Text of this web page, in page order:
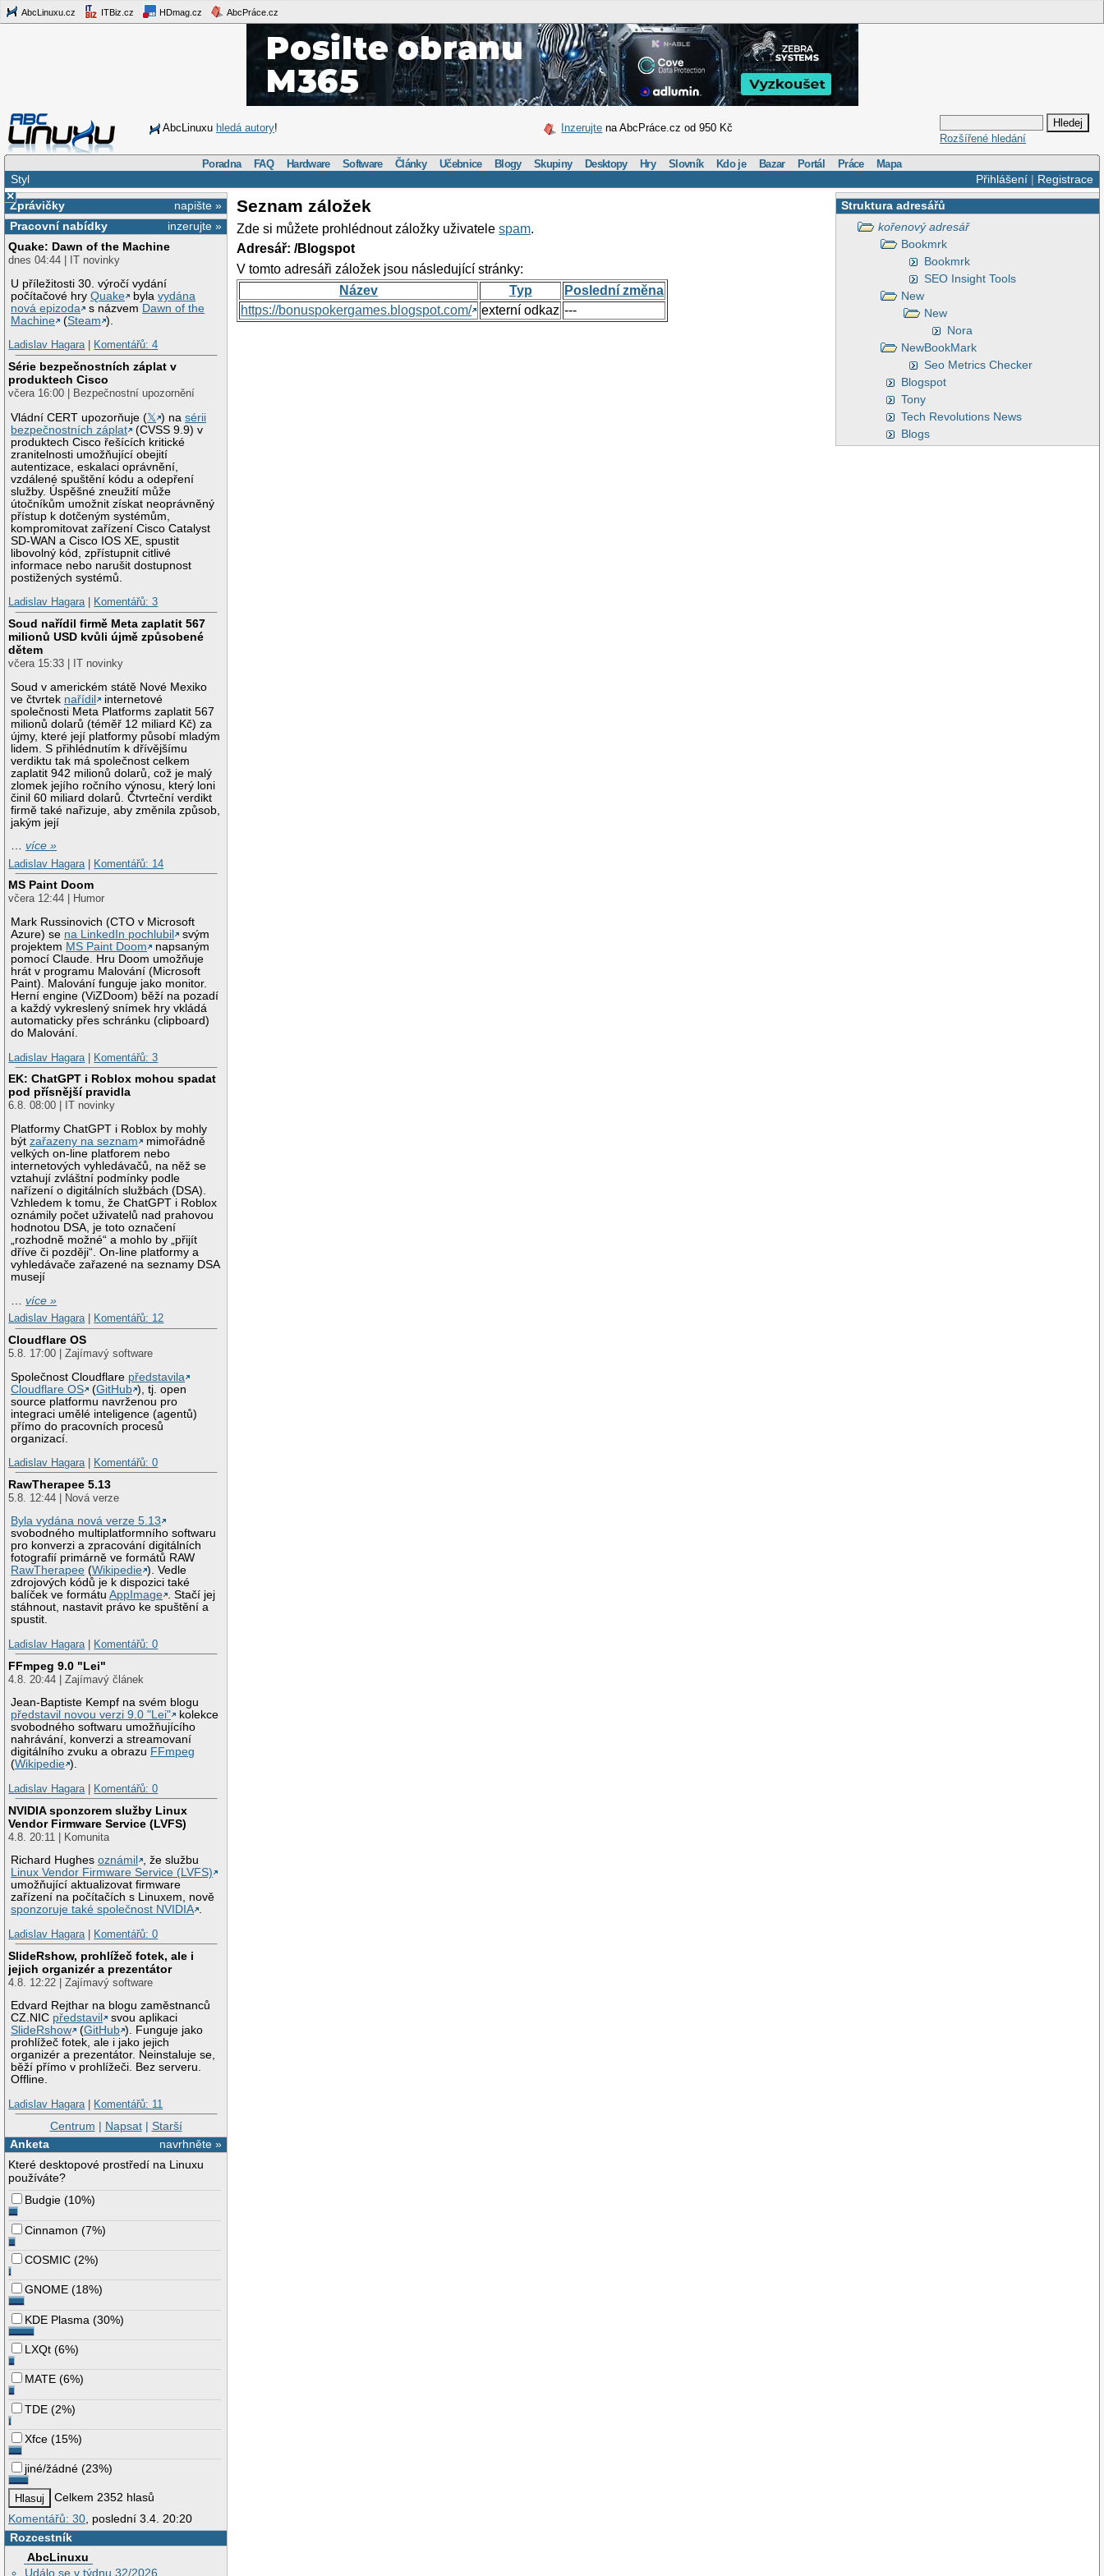
AbcLinuxu.cz ITBiz.cz HDmag.cz AbcPráce.cz
AbcLinuxu hledá autory! Inzerujte na AbcPráce.cz od 950 Kč
Rozšířené hledání
Poradna FAQ Hardware Software Články Učebnice Blogy Skupiny Desktopy Hry Slovník Kdo je Bazar Portál Práce Mapa
Přihlášení| Registrace
Styl
×
napište »
Zprávičky
inzerujte »
Pracovní nabídky
Quake: Dawn of the Machine
dnes 04:44 | IT novinky
U příležitosti 30. výročí vydání
počítačové hryQuake bylavydána
nová epizoda
s názvem Dawn of the
Machine
(Steam ).
Ladislav Hagara| Komentářů: 4
Série bezpečnostních záplat v
produktech Cisco
včera 16:00 | Bezpečnostní upozornění
Vládní CERT upozorňuje (𝕏 ) nasérii
bezpečnostních záplat
(CVSS 9.9) v
produktech Cisco řešících kritické
zranitelnosti umožňující obejití
autentizace, eskalaci oprávnění,
vzdálené spuštění kódu a odepření
služby. Úspěšné zneužití může
útočníkům umožnit získat neoprávněný
přístup k dotčeným systémům,
kompromitovat zařízení Cisco Catalyst
SD-WAN a Cisco IOS XE, spustit
libovolný kód, zpřístupnit citlivé
informace nebo narušit dostupnost
postižených systémů.
Ladislav Hagara| Komentářů: 3
Soud nařídil firmě Meta zaplatit 567
milionů USD kvůli újmě způsobené
dětem
včera 15:33 | IT novinky
Soud v americkém státě Nové Mexiko
ve čtvrtek nařídil
internetové
společnosti Meta Platforms zaplatit 567
milionů dolarů (téměř 12 miliard Kč) za
újmy, které její platformy působí mladým
lidem. S přihlédnutím k dřívějšímu
verdiktu tak má společnost celkem
zaplatit 942 milionů dolarů, což je malý
zlomek jejího ročního výnosu, který loni
činil 60 miliard dolarů. Čtvrteční verdikt
firmě také nařizuje, aby změnila způsob,
jakým její
…více »
Ladislav Hagara
Komentářů: 14
MS Paint Doom
včera 12:44 | Humor
Mark Russinovich (CTO v Microsoft
Azure) se na LinkedIn pochlubil
svým
projektem MS Paint Doom
napsaným
pomocí Claude. Hru Doom umožňuje
hrát v programu Malování (Microsoft
Paint). Malování funguje jako monitor.
Herní engine (ViZDoom) běží na pozadí
a každý vykreslený snímek hry vkládá
automaticky přes schránku (clipboard)
do Malování.
Ladislav Hagara
Komentářů: 3
EK: ChatGPT i Roblox mohou spadat
pod přísnější pravidla
6.8. 08:00 | IT novinky
Platformy ChatGPT i Roblox by mohly
býtzařazeny na seznam
mimořádně
velkých on-line platforem nebo
internetových vyhledávačů, na něž se
vztahují zvláštní podmínky podle
nařízení o digitálních službách (DSA).
Vzhledem k tomu, že ChatGPT i Roblox
oznámily počet uživatelů nad prahovou
hodnotou DSA, je toto označení
„rozhodně možné“ a mohlo by „přijít
dříve či později“. On-line platformy a
vyhledávače zařazené na seznamy DSA
musejí
…více »
Ladislav Hagara| Komentářů: 12
Cloudflare OS
5.8. 17:00 | Zajímavý software
Společnost Cloudflare představila
Cloudflare OS
(GitHub ), tj. open
source platformu navrženou pro
integraci umělé inteligence (agentů)
přímo do pracovních procesů
organizací.
Ladislav Hagara| Komentářů: 0
RawTherapee 5.13
5.8. 12:44 | Nová verze
Byla vydána nová verze 5.13
svobodného multiplatformního softwaru
pro konverzi a zpracování digitálních
fotografií primárně ve formátů RAW
RawTherapee (Wikipedie ). Vedle
zdrojových kódů je k dispozici také
balíček ve formátuAppImage . Stačí jej
stáhnout, nastavit právo ke spuštění a
spustit.
Ladislav Hagara| Komentářů: 0
FFmpeg 9.0 "Lei"
4.8. 20:44 | Zajímavý článek
Jean-Baptiste Kempf na svém blogu
představil novou verzi 9.0 "Lei"
kolekce
svobodného softwaru umožňujícího
nahrávání, konverzi a streamovaní
digitálního zvuku a obrazu FFmpeg
(Wikipedie ).
Ladislav Hagara| Komentářů: 0
NVIDIA sponzorem služby Linux
Vendor Firmware Service (LVFS)
4.8. 20:11 | Komunita
Richard Hughesoznámil
, že službu
Linux Vendor Firmware Service (LVFS)
umožňující aktualizovat firmware
zařízení na počítačích s Linuxem, nově
sponzoruje také společnost NVIDIA .
Ladislav Hagara| Komentářů: 0
SlideRshow, prohlížeč fotek, ale i
jejich organizér a prezentátor
4.8. 12:22 | Zajímavý software
Edvard Rejthar na blogu zaměstnanců
CZ.NIC představil
svou aplikaci
SlideRshow
(GitHub ). Funguje jako
prohlížeč fotek, ale i jako jejich
organizér a prezentátor. Neinstaluje se,
běží přímo v prohlížeči. Bez serveru.
Offline.
Ladislav Hagara| Komentářů: 11
Centrum | Napsat| Starší
navrhněte »
Anketa
Které desktopové prostředí na Linuxu
používáte?
Budgie (10%)
Cinnamon (7%)
COSMIC (2%)
GNOME (18%)
KDE Plasma (30%)
LXQt (6%)
MATE (6%)
TDE (2%)
Xfce (15%)
jiné/žádné (23%)
Celkem 2352 hlasů
Komentářů: 30 , poslední 3.4. 20:20
Rozcestník
AbcLinuxu
Událo se v týdnu 32/2026
Struktura adresářů
kořenový adresář
Bookmrk
Bookmrk
SEO Insight Tools
New
New
Nora
NewBookMark
Seo Metrics Checker
Blogspot
Tony
Tech Revolutions News
Blogs
Seznam záložek
Zde si můžete prohlédnout záložky uživatelespam.
Adresář: /Blogspot
V tomto adresáři záložek jsou následující stránky:
Název
Typ
Poslední změna
https://bonuspokergames.blogspot.com/
externí odkaz ---